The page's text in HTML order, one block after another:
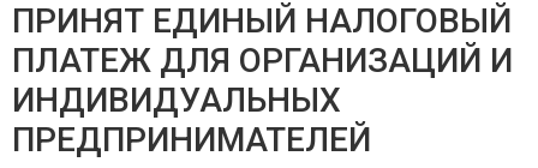
ПРИНЯТ ЕДИНЫЙ НАЛОГОВЫЙ
ПЛАТЕЖ ДЛЯ ОРГАНИЗАЦИЙ И
ИНДИВИДУАЛЬНЫХ
ПРЕДПРИНИМАТЕЛЕЙ